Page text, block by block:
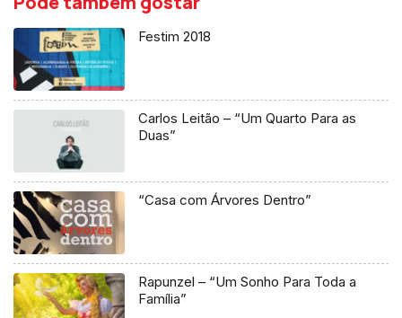
Festim 2018
Carlos Leitão – “Um Quarto Para as
Duas”
“Casa com Árvores Dentro”
Rapunzel – “Um Sonho Para Toda a
Família”